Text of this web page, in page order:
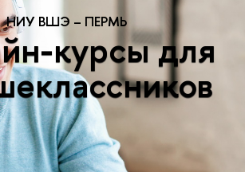
НИУ ВШЭ – ПЕРМЬ
курсы для